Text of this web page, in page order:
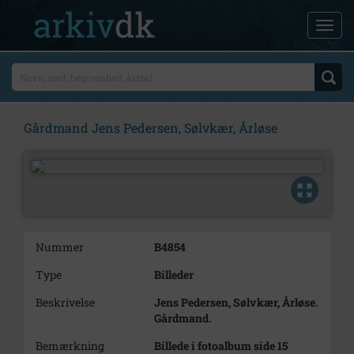
Gårdmand Jens Pedersen, Sølvkær, Årløse
Nummer
B4854
Type
Billeder
Beskrivelse
Jens Pedersen, Sølvkær, Årløse.
Gårdmand.
Bemærkning
Billede i fotoalbum side 15